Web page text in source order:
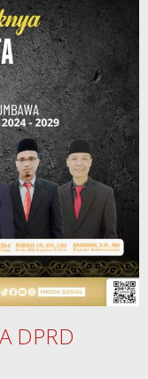
DPRD